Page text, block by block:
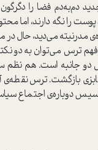
دم‌به‌دم فضا را
را نگه دارند، اما
مدرنیته می‌دید، حال در
ترس می‌توان به دو نکته
جانبه است. هم نظم
بازگشت. ترس
دوباره‌ی ‌اجتماع